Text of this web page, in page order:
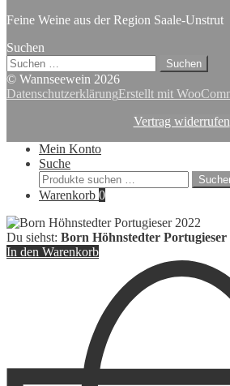
Feine Weine aus der Region Saale-Unstrut
Suchen
Suchen
nach:
© Wannseewein 2026
DatenschutzerklärungErstellt mit
Vertrag widerrufen
Mein Konto
Suche
Suchen
nach:
Warenkorb 0
Du siehst: Born Höhnstedter Portugieser
In den Warenkorb